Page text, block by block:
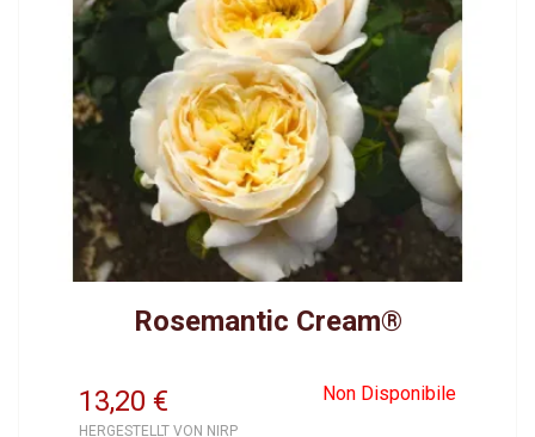
Rosemantic Cream®
13,20 Non Disponibile
€
HERGESTELLT VON NIRP